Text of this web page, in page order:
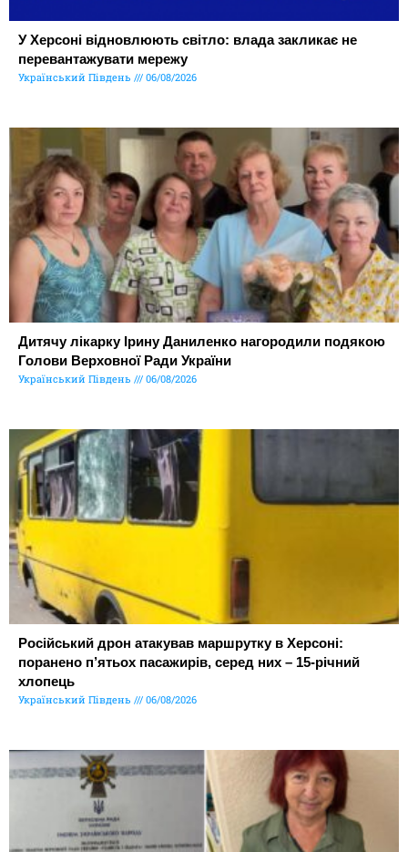
У Херсоні відновлюють світло: влада закликає не
перевантажувати мережу
Український Південь 06/08/2026
Дитячу лікарку Ірину Даниленко нагородили подякою
Голови Верховної Ради України
Український Південь 06/08/2026
Російський дрон атакував маршрутку в Херсоні:
поранено п’ятьох пасажирів, серед них – 15-річний
хлопець
Український Південь 06/08/2026